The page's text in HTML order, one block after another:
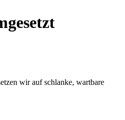
wir auf schlanke, wartbare